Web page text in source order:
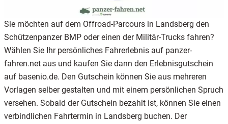
Sie möchten auf dem Offroad-Parcours in Landsberg den
Schützenpanzer BMP oder einen der Militär-Trucks fahren?
Wählen Sie Ihr persönliches Fahrerlebnis auf panzer-
fahren.net aus und kaufen Sie dann den Erlebnisgutschein
auf basenio.de. Den Gutschein können Sie aus mehreren
Vorlagen selber gestalten und mit einem persönlichen Spruch
versehen. Sobald der Gutschein bezahlt ist, können Sie einen
verbindlichen Fahrtermin in Landsberg buchen. Der